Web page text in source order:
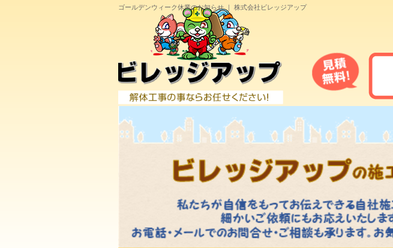
ゴールデンウィーク休業のお知らせ ｜ 株式会社ビレッジアップ